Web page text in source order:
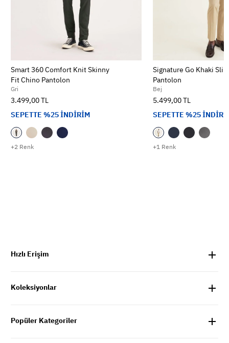
+2 Renk
Smart 360 Comfort Knit Skinny
Fit Chino Pantolon
Gri
3.499,00 TL
SEPETTE %25 İNDİRİM
+1 Renk
Signature Go Khaki
Pantolon
Bej
5.499,00 TL
SEPETTE %25
Hızlı Erişim
Koleksiyonlar
Popüler Kategoriler